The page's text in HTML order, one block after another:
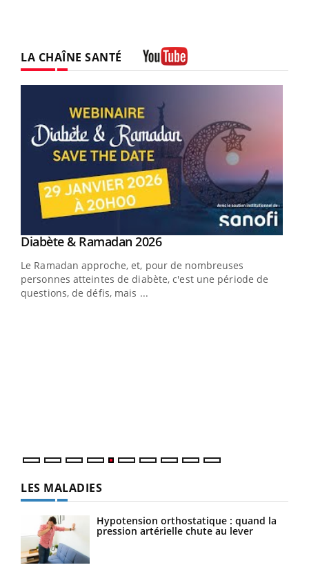
LA CHAÎNE SANTÉ
Youtube
Diabète & Ramadan 2026Youtube
Le Ramadan approche, et, pour de nombreuses
personnes atteintes de diabète, c'est une période de
questions, de défis, mais ...
Youtube
Un « jumeau numérique » pour faciliter l’accès
Un établissement lié à un groupe mutualiste innove en
matière de bilan de santé : l'utilisation d'un « jumeau
LES MALADIES
Hypotension orthostatique : quand la
pression artérielle chute au lever